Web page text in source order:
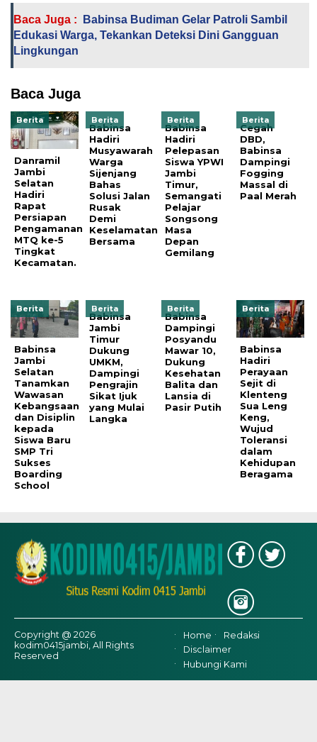
Baca Juga :
Babinsa Budiman Gelar Patroli Sambil
Edukasi Warga, Tekankan Deteksi Dini Gangguan
Lingkungan
Baca Juga
Berita
Danramil
Jambi
Selatan
Hadiri
Rapat
Persiapan
Pengamanan
MTQ ke-5
Tingkat
Kecamatan.
Berita
Babinsa
Hadiri
Musyawarah
Warga
Sijenjang
Bahas
Solusi Jalan
Rusak
Demi
Keselamatan
Bersama
Berita
Babinsa
Hadiri
Pelepasan
Siswa YPWI
Jambi
Timur,
Semangati
Pelajar
Songsong
Masa
Depan
Gemilang
Berita
Cegah
DBD,
Babinsa
Dampingi
Fogging
Massal di
Paal Merah
Berita
Babinsa
Jambi
Selatan
Tanamkan
Wawasan
Kebangsaan
dan Disiplin
kepada
Siswa Baru
SMP Tri
Sukses
Boarding
School
Berita
Babinsa
Jambi
Timur
Dukung
UMKM,
Dampingi
Pengrajin
Sikat Ijuk
yang Mulai
Langka
Berita
Babinsa
Dampingi
Posyandu
Mawar 10,
Dukung
Kesehatan
Balita dan
Lansia di
Pasir Putih
Berita
Babinsa
Hadiri
Perayaan
Sejit di
Klenteng
Sua Leng
Keng,
Wujud
Toleransi
dalam
Kehidupan
Beragama
Copyright @ 2026
kodim0415jambi, All Rights
Reserved
Home
Redaksi
Disclaimer
Hubungi Kami